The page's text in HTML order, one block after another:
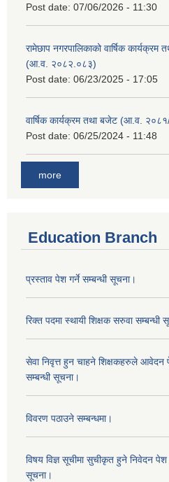
Post date: 07/06/2026 - 11:30
रामेछाप नगरपालिकाको वार्षिक कार्यक्रम
(आ.व. २०८२.०८३)
Post date: 06/23/2025 - 17:05
वार्षिक कार्यक्रम तथा बजेट (आ.व.
Post date: 06/25/2024 - 11:48
more
Education Branch
प्रस्ताव पेश गर्ने सम्बन्धी सूचना।
रिक्त पदमा स्थायी शिक्षक सरुवा सम्बन्धी
सेवा निवृत्त हुन चाहने शिक्षकहरुले आवेदन
सम्बन्धी सूचना।
विवरण पठाउने सम्बन्धमा।
विषय विज्ञ सूचीमा सुचीकृत हुने निवेदन पेश
सूचना।